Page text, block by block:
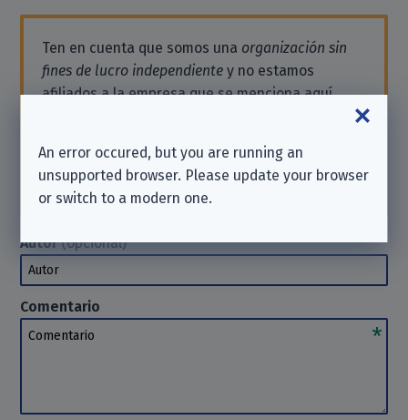
Ten en cuenta que somos una organización sin
fines de lucro independiente y no estamos
afiliados a la empresa que se menciona aquí.
empresa.No podemosayudarte en tales casos.
Gracias por tu comprensión.
Autor(opcional)
Autor
Comentario
Comentario
An error occured, but you are running an
unsupported browser. Please update your browser
or switch to a modern one.